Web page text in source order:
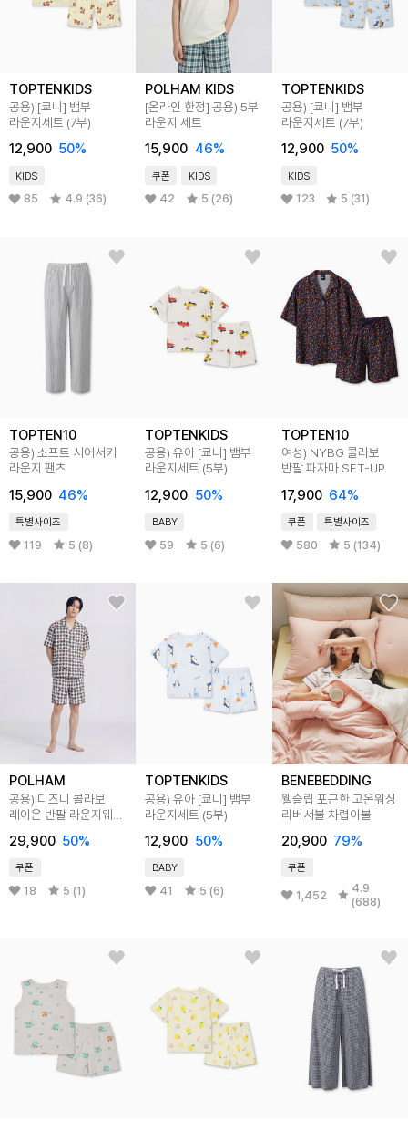
TOPTENKIDS
공용) [쿄니] 뱀부
라운지세트 (7부)
12,900 50%
KIDS
85 4.9 (36)
POLHAM KIDS
[온라인 한정] 공용) 5부
라운지 세트
15,900 46%
쿠폰 KIDS
42 5 (26)
TOPTENKIDS
공용) [쿄니] 뱀부
라운지세트 (7부)
12,900 50%
KIDS
123 5 (31)
TOPTEN10
공용) 소프트 시어서커
라운지 팬츠
15,900 46%
특별사이즈
119 5 (8)
TOPTENKIDS
공용) 유아 [쿄니] 뱀부
라운지세트 (5부)
12,900 50%
BABY
59 5 (6)
TOPTEN10
여성) NYBG 콜라보
반팔 파자마 SET-UP
17,900 64%
쿠폰 특별사이즈
580 5 (134)
POLHAM
공용) 디즈니 콜라보
레이온 반팔 라운지웨어
29,900 50%
쿠폰
18 5 (1)
TOPTENKIDS
공용) 유아 [쿄니] 뱀부
라운지세트 (5부)
12,900 50%
BABY
41 5 (6)
BENEBEDDING
웰슬립 포근한 고온워싱
리버서블 차렵이불
20,900 79%
쿠폰
1,452
4.9
(688)